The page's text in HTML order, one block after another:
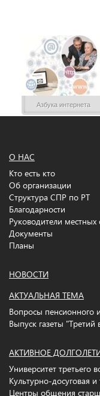
Азбука интернета
О НАС
Кто есть кто
Об организации
Структура СПР по РТ
Благодарности
Руководители
Документы
Планы
НОВОСТИ
АКТУАЛЬНАЯ ТЕМА
Вопросы пенсионного
Выпуск газеты "Третий
АКТИВНОЕ
Университет третьего
Культурно-досуговая и
Центры общения